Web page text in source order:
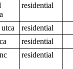
residential
residential
residential
residential